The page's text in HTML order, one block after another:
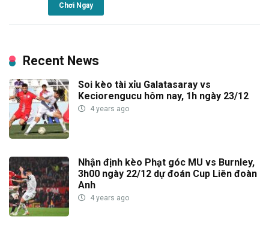
Chơi Ngay
Recent News
Soi kèo tài xỉu Galatasaray vs
Keciorengucu hôm nay, 1h ngày 23/12
4 years ago
Nhận định kèo Phạt góc MU vs Burnley,
3h00 ngày 22/12 dự đoán Cup Liên đoàn
Anh
4 years ago